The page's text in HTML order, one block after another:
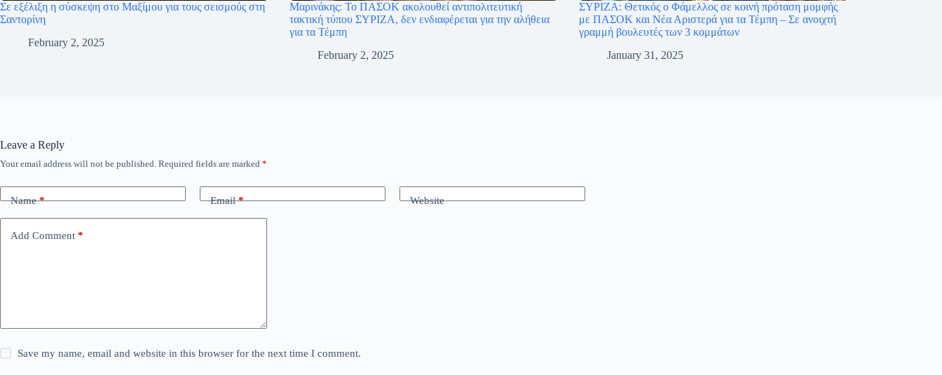
Σε εξέλιξη η σύσκεψη στο Μαξίμου για τους σεισμούς στη
Σαντορίνη
February 2, 2025
Μαρινάκης: Το ΠΑΣΟΚ ακολουθεί αντιπολιτευτική
τακτική τύπου ΣΥΡΙΖΑ, δεν ενδιαφέρεται για την αλήθεια
για τα Τέμπη
February 2, 2025
ΣΥΡΙΖΑ: Θετικός ο Φάμελλος σε κοινή πρόταση μομφής
με ΠΑΣΟΚ και Νέα Αριστερά για τα Τέμπη – Σε ανοιχτή
γραμμή βουλευτές των 3 κομμάτων
January 31, 2025
Leave a Reply
Your email address will not be published. Required fields are marked *
Name* Email* Website
Add Comment *
Save my name, email and website in this browser for the next time I comment.